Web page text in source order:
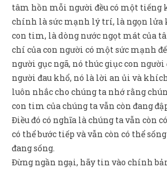
tâm hồn mỗi người đều có một tiếng
chính là sức mạnh lý trí, là ngọn lửa
con tim, là dòng nước ngọt mát của
chí của con người có một sức mạnh
người gục ngã, nó thúc giục con
người đau khổ, nó là lời an ủi và
luôn nhắc cho chúng ta nhớ rằng
con tim của chúng ta vẫn còn đang
Điều đó có nghĩa là chúng ta vẫn còn
có thể bước tiếp và vẫn còn có thể
đang sống.
Đừng ngần ngại, hãy tin vào chính